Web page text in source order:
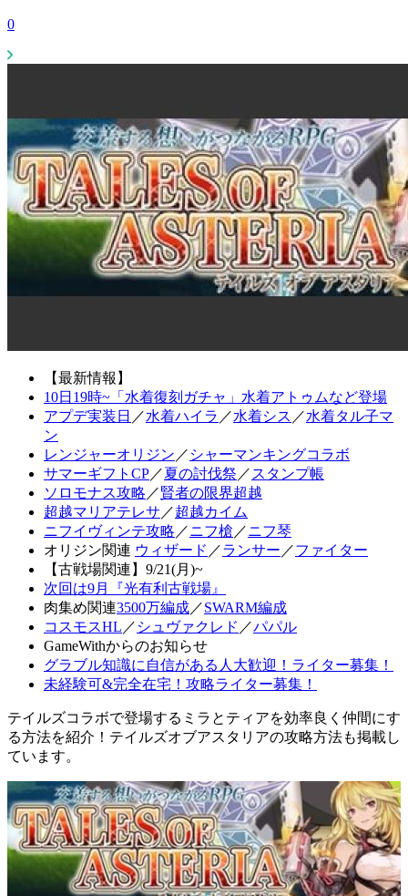
0
【最新情報】
10日19時~「水着復刻ガチャ」水着アトゥムなど登場
アプデ実装日 ／水着ハイラ ／水着シス ／水着タル子マ
ン
レンジャーオリジン ／ シャーマンキングコラボ
サマーギフトCP／夏の討伐祭 ／ スタンプ帳
ソロモナス攻略 ／賢者の限界超越
超越マリアテレサ ／超越カイム
ニフイヴィンテ攻略 ／ニフ槍 ／ニフ琴
オリジン関連 ウィザード ／ランサー ／ファイター
【古戦場関連】9/21(月)~
次回は9月『光有利古戦場』
肉集め関連3500万編成／SWARM編成
コスモスHL ／ シュヴァクレド ／パパル
GameWithからのお知らせ
グラブル知識に自信がある人大歓迎！ライター募集！
未経験可&完全在宅！攻略ライター募集！
テイルズコラボで登場するミラとティアを効率良く仲間にす
る方法を紹介！テイルズオブアスタリアの攻略方法も掲載し
ています。